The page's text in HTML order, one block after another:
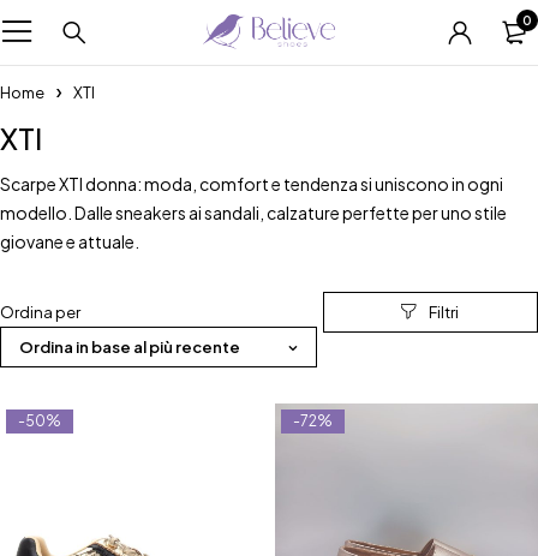
0
Home XTI
XTI
Scarpe XTI donna: moda, comfort e tendenza si uniscono in ogni
modello. Dalle sneakers ai sandali, calzature perfette per uno stile
giovane e attuale.
Ordina per
Ordina in base al più recente
-50% -72%